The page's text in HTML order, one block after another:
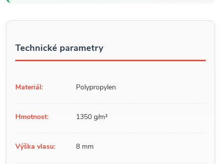
Technické parametry
Materiál: Polypropylen
Hmotnost: 1350 g/m²
Výška vlasu: 8 mm